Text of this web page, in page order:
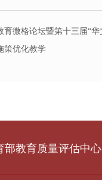
育微格论坛暨第十三届“
策优化教学
部教育质量评估中心